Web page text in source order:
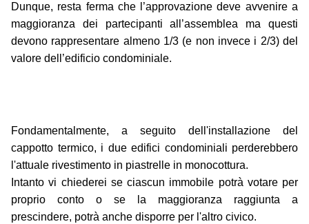
Dunque, resta ferma che l’approvazione deve avvenire a
maggioranza dei partecipanti all’assemblea ma questi
devono rappresentare almeno 1/3 (e non invece i 2/3) del
valore dell’edificio condominiale.
Fondamentalmente, a seguito dell'installazione del
cappotto termico, i due edifici condominiali perderebbero
l'attuale rivestimento in piastrelle in monocottura.
Intanto vi chiederei se ciascun immobile potrà votare per
proprio conto o se la maggioranza raggiunta a
prescindere, potrà anche disporre per l'altro civico.